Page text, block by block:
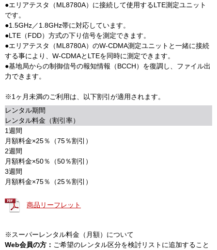
●エリアテスタ（ML8780A）に接続して使用するLTE測定ユニット
です。
●1.5GHz／1.8GHz帯に対応しています。
●LTE（FDD）方式の下り信号を測定できます。
●エリアテスタ（ML8780A）のW-CDMA測定ユニットと一緒に接続
する事により、W-CDMAとLTEを同時に測定できます。
●基地局からの制御信号の報知情報（BCCH）を復調し、ファイル出
力できます。
※1ヶ月未満のご利用は、以下割引が適用されます。
レンタル期間
レンタル料金（割引率）
1週間
月額料金×25％（75％割引）
2週間
月額料金×50％（50％割引）
3週間
月額料金×75％（25％割引）
商品リーフレット
※スーパーレンタル料金（月額）について
Web会員の方： ご希望のレンタル区分を検討リストに追加すること